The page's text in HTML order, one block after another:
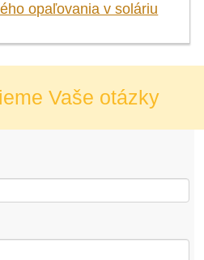
opaľovania v soláriu
Vaše otázky